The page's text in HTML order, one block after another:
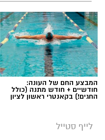
סיורי משפחות- צילום
המבצע החם של העונה:
חודשיים + חודש מתנה (כולל
החגים!) בקאנטרי ראשון לציון
לייף סטייל